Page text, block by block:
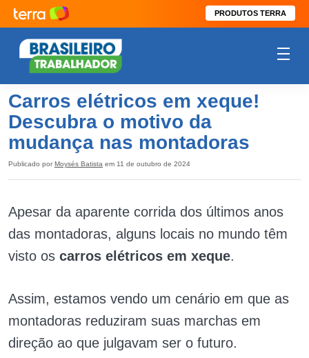
PRODUTOS TERRA
Carros elétricos em xeque!
Descubra o motivo da
mudança nas montadoras
Publicado por Moysés Batista em 11 de outubro de 2024
Apesar da aparente corrida dos últimos anos
das montadoras, alguns locais no mundo têm
visto os carros elétricos em xeque.
Assim, estamos vendo um cenário em que as
montadoras reduziram suas marchas em
direção ao que julgavam ser o futuro.